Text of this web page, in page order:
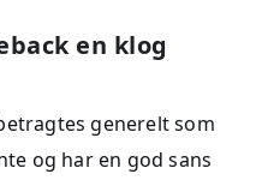
en klog
generelt som
og har en god sans